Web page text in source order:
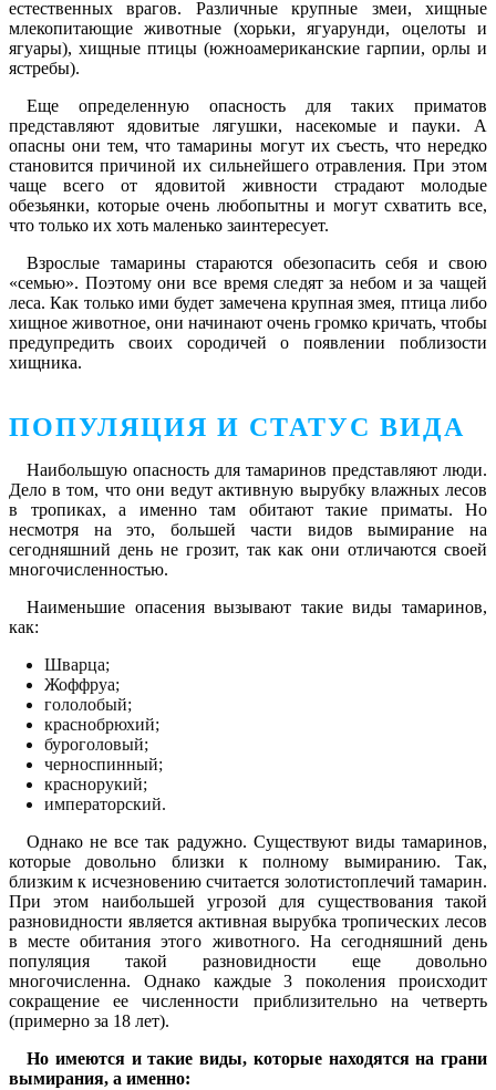
естественных врагов. Различные крупные змеи, хищные
млекопитающие животные (хорьки, ягуарунди, оцелоты и
ягуары), хищные птицы (южноамериканские гарпии, орлы и
ястребы).
Еще определенную опасность для таких приматов
представляют ядовитые лягушки, насекомые и пауки. А
опасны они тем, что тамарины могут их съесть, что нередко
становится причиной их сильнейшего отравления. При этом
чаще всего от ядовитой живности страдают молодые
обезьянки, которые очень любопытны и могут схватить все,
что только их хоть маленько заинтересует.
Взрослые тамарины стараются обезопасить себя и свою
«семью». Поэтому они все время следят за небом и за чащей
леса. Как только ими будет замечена крупная змея, птица либо
хищное животное, они начинают очень громко кричать, чтобы
предупредить своих сородичей о появлении поблизости
хищника.
ПОПУЛЯЦИЯ И СТАТУС ВИДА
Наибольшую опасность для тамаринов представляют люди.
Дело в том, что они ведут активную вырубку влажных лесов
в тропиках, а именно там обитают такие приматы. Но
несмотря на это, большей части видов вымирание на
сегодняшний день не грозит, так как они отличаются своей
многочисленностью.
Наименьшие опасения вызывают такие виды тамаринов,
как:
Шварца;
Жоффруа;
гололобый;
краснобрюхий;
буроголовый;
черноспинный;
краснорукий;
императорский.
Однако не все так радужно. Существуют виды тамаринов,
которые довольно близки к полному вымиранию. Так,
близким к исчезновению считается золотистоплечий тамарин.
При этом наибольшей угрозой для существования такой
разновидности является активная вырубка тропических лесов
в месте обитания этого животного. На сегодняшний день
популяция такой разновидности еще довольно
многочисленна. Однако каждые 3 поколения происходит
сокращение ее численности приблизительно на четверть
(примерно за 18 лет).
Но имеются и такие виды, которые находятся на грани
вымирания, а именно: